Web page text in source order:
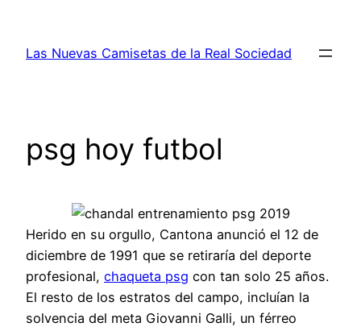
contenido
Las Nuevas Camisetas de la Real Sociedad
psg hoy futbol
Herido en su orgullo, Cantona anunció el 12 de
diciembre de 1991 que se retiraría del deporte
profesional, chaqueta psg con tan solo 25 años.
El resto de los estratos del campo, incluían la
solvencia del meta Giovanni Galli, un férreo